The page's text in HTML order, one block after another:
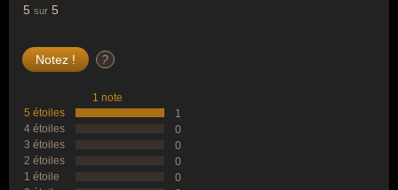
5 sur 5
?
1 note
5 étoiles
1
4 étoiles
0
3 étoiles
0
2 étoiles
0
1 étoile
0